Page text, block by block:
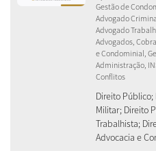
Gestão de
Advogado
Advogado
Advogados,
e Condominial,
Administração,
Conflitos
Direito
Militar; Direito
Trabalhista;
Advocacia e